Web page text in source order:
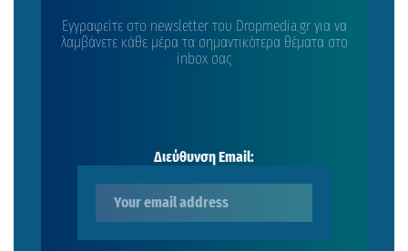
Εγγραφείτε στο newsletter του Dropmedia.gr για να
λαμβάνετε κάθε μέρα τα σημαντικότερα θέματα στο
inbox σας
Διεύθυνση Email: